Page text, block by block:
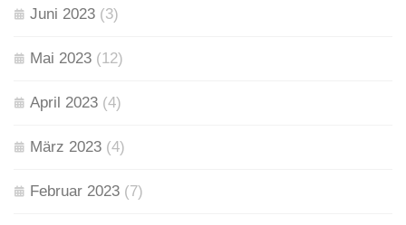
Juni 2023 (3)
Mai 2023 (12)
April 2023 (4)
März 2023 (4)
Februar 2023 (7)